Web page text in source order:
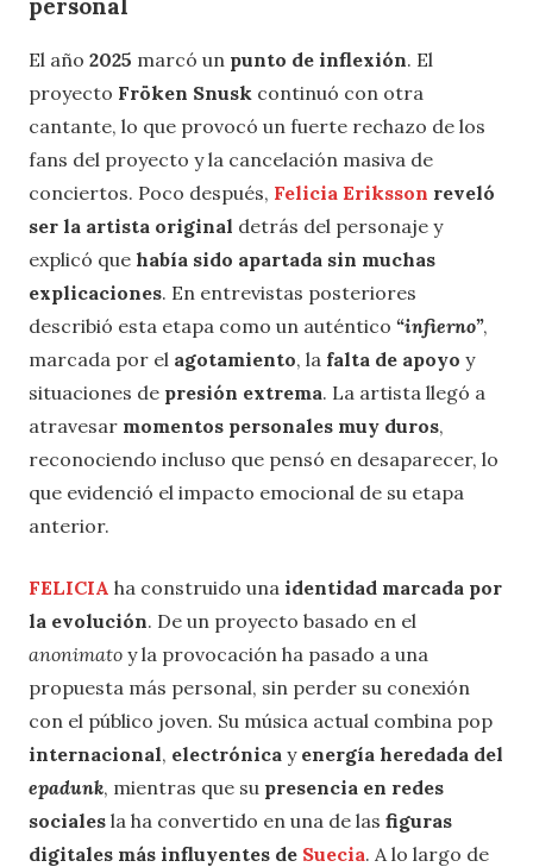
personal
El año 2025 marcó un punto de inflexión. El
proyecto Fröken Snusk continuó con otra
cantante, lo que provocó un fuerte rechazo de los
fans del proyecto y la cancelación masiva de
conciertos. Poco después, Felicia Eriksson reveló
ser la artista original detrás del personaje y
explicó que había sido apartada sin muchas
explicaciones. En entrevistas posteriores
describió esta etapa como un auténtico “infierno”,
marcada por el agotamiento, la falta de apoyo y
situaciones de presión extrema. La artista llegó a
atravesar momentos personales muy duros,
reconociendo incluso que pensó en desaparecer, lo
que evidenció el impacto emocional de su etapa
anterior.
FELICIA ha construido una identidad marcada por
la evolución. De un proyecto basado en el
anonimato y la provocación ha pasado a una
propuesta más personal, sin perder su conexión
con el público joven. Su música actual combina pop
internacional, electrónica y energía heredada del
epadunk, mientras que su presencia en redes
sociales la ha convertido en una de las figuras
digitales más influyentes de Suecia. A lo largo de